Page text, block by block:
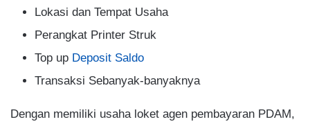
Lokasi dan Tempat Usaha
Perangkat Printer Struk
Top up Deposit Saldo
Transaksi Sebanyak-banyaknya
Dengan memiliki usaha loket agen pembayaran PDAM,